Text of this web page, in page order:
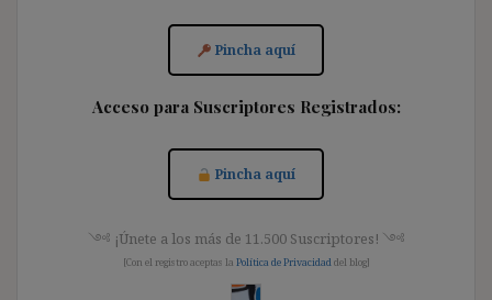
Pincha aquí
Acceso para Suscriptores Registrados:
Pincha aquí
༺ ¡Únete a los más de 11.500 Suscriptores! ༺
[Con el registro aceptas la Política de Privacidaddel blog]